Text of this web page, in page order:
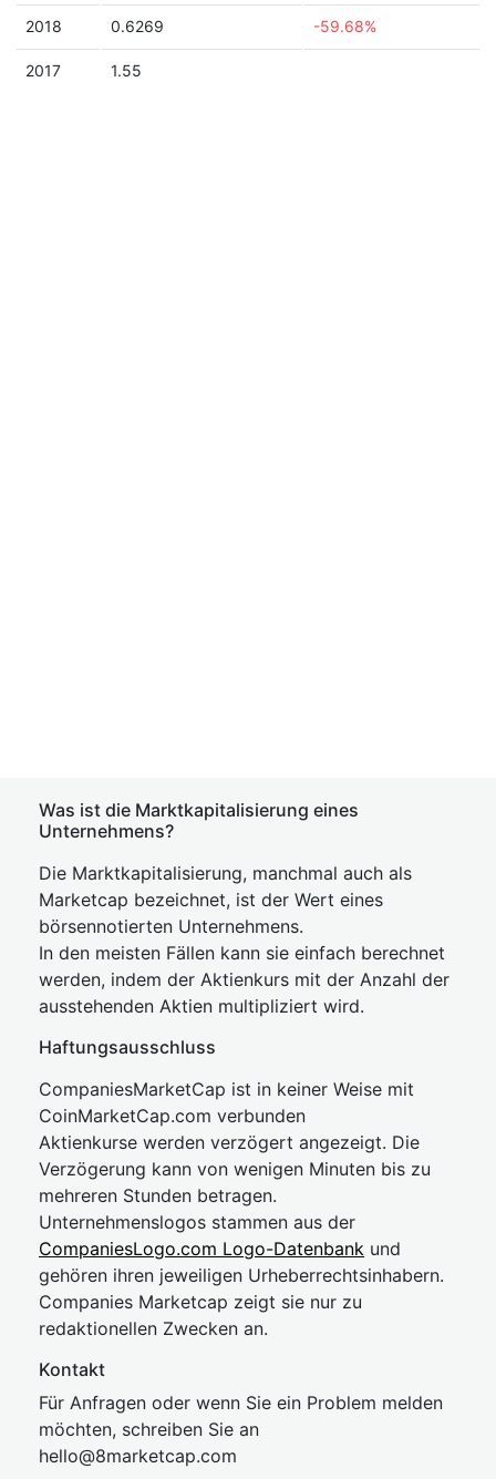
2018 0.6269 -59.68%
2017 1.55
Was ist die Marktkapitalisierung eines
Unternehmens?
Die Marktkapitalisierung, manchmal auch als
Marketcap bezeichnet, ist der Wert eines
börsennotierten Unternehmens.
In den meisten Fällen kann sie einfach berechnet
werden, indem der Aktienkurs mit der Anzahl der
ausstehenden Aktien multipliziert wird.
Haftungsausschluss
CompaniesMarketCap ist in keiner Weise mit
CoinMarketCap.com verbunden
Aktienkurse werden verzögert angezeigt. Die
Verzögerung kann von wenigen Minuten bis zu
mehreren Stunden betragen.
Unternehmenslogos stammen aus der
CompaniesLogo.com Logo-Datenbank und
gehören ihren jeweiligen Urheberrechtsinhabern.
Companies Marketcap zeigt sie nur zu
redaktionellen Zwecken an.
Kontakt
Für Anfragen oder wenn Sie ein Problem melden
möchten, schreiben Sie an
hello@8marketcap.com